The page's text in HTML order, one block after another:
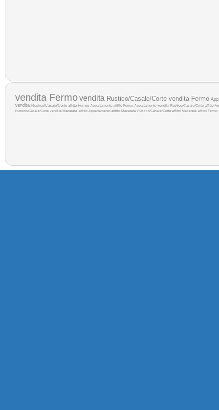
vendita Fermovendita Rustico/Casale/Corte vendita Fermo
vendita Rustico/Casale/Corte affitto Fermo Appartamento affitto Fermo Appartamento vendita Rustico/Casale/Corte affitto
Rustico/Casale/Corte vendita Macerata affitto Appartamento affitto Macerata Rustico/Casale/Corte affitto Macerata affitto Fermo